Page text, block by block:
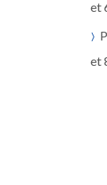
et
et